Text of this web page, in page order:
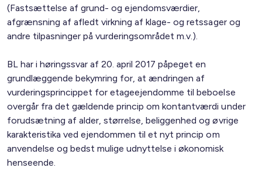
(Fastsættelse af grund- og ejendomsværdier,
afgrænsning af afledt virkning af klage- og retssager og
andre tilpasninger på vurderingsområdet m.v.).
BL har i høringssvar af 20. april 2017 påpeget en
grundlæggende bekymring for, at ændringen af
vurderingsprincippet for etageejendomme til beboelse
overgår fra det gældende princip om kontantværdi under
forudsætning af alder, størrelse, beliggenhed og øvrige
karakteristika ved ejendommen til et nyt princip om
anvendelse og bedst mulige udnyttelse i økonomisk
henseende.